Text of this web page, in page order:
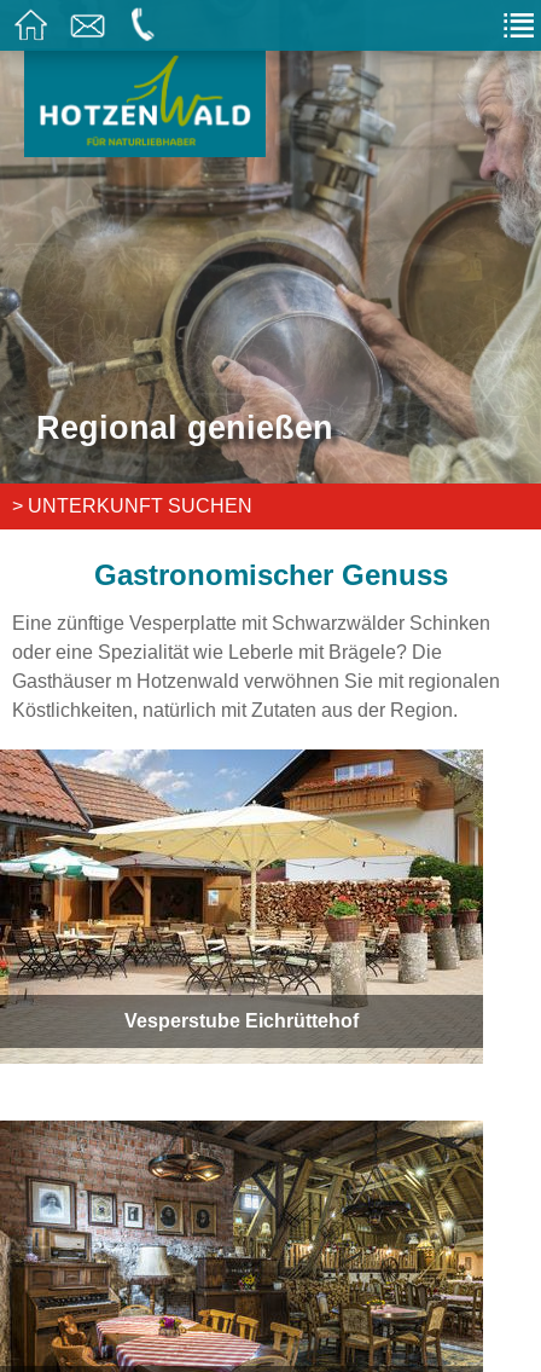
Regional genießen
> UNTERKUNFT SUCHEN
Gastronomischer Genuss
Eine zünftige Vesperplatte mit Schwarzwälder Schinken
oder eine Spezialität wie Leberle mit Brägele? Die
Gasthäuser m Hotzenwald verwöhnen Sie mit regionalen
Köstlichkeiten, natürlich mit Zutaten aus der Region.
Vesperstube Eichrüttehof